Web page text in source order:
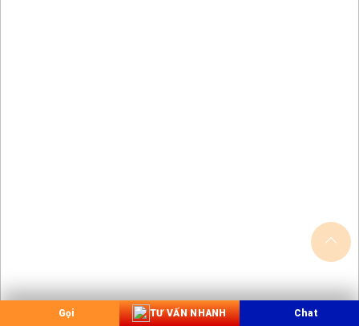
Gọi TƯ VẤN NHANH Chat